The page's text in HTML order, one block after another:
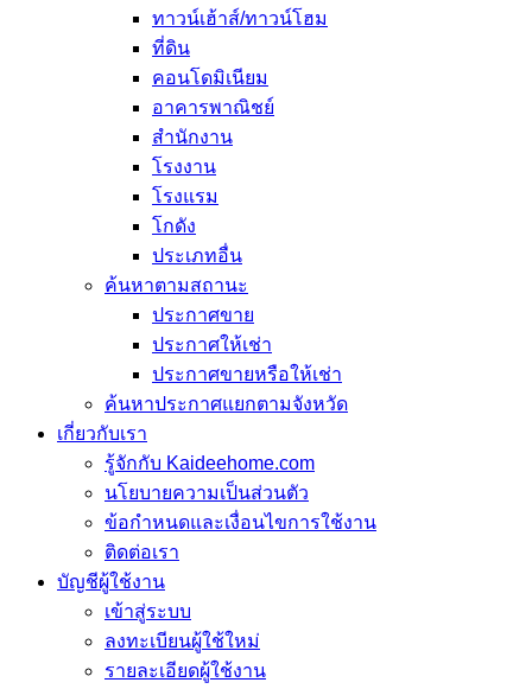
ทาวน์เฮ้าส์/ทาวน์โฮม
ที่ดิน
คอนโดมิเนียม
อาคารพาณิชย์
สำนักงาน
โรงงาน
โรงแรม
โกดัง
ประเภทอื่น
ค้นหาตามสถานะ
ประกาศขาย
ประกาศให้เช่า
ประกาศขายหรือให้เช่า
ค้นหาประกาศแยกตามจังหวัด
เกี่ยวกับเรา
รู้จักกับ Kaideehome.com
นโยบายความเป็นส่วนตัว
ข้อกำหนดและเงื่อนไขการใช้งาน
ติดต่อเรา
บัญชีผู้ใช้งาน
เข้าสู่ระบบ
ลงทะเบียนผู้ใช้ใหม่
รายละเอียดผู้ใช้งาน